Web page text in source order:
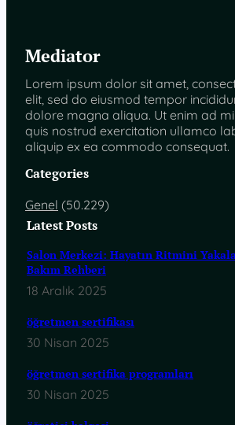
Mediator
Lorem ipsum dolor sit amet,
elit, sed do eiusmod tempor
dolore magna aliqua. Ut enim ad
quis nostrud exercitation ullamco
aliquip ex ea commodo consequat.
Categories
Genel (50.229)
Latest Posts
Salon Merkezi: Hayatın Ritmini
Bakım Rehberi
18 Aralık 2025
öğretmen sertifikası
30 Nisan 2025
öğretmen sertifika programları
30 Nisan 2025